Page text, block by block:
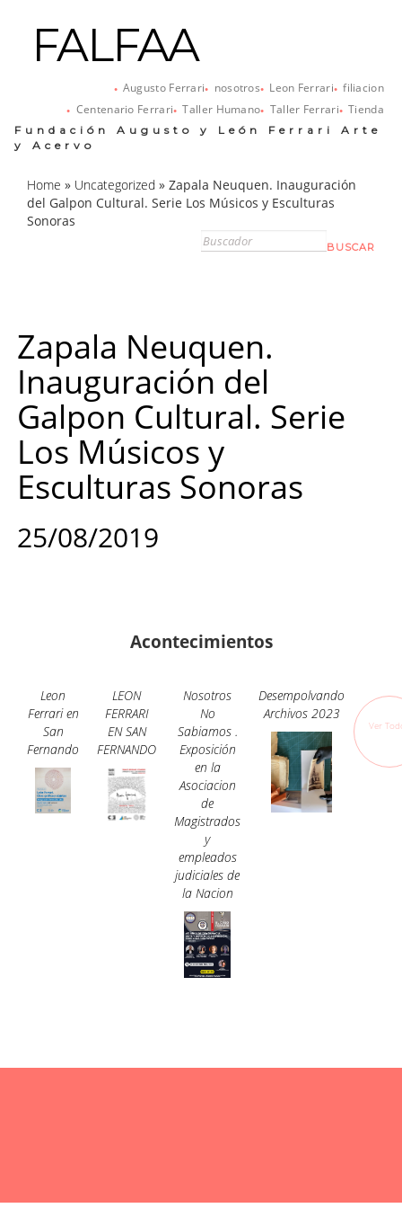
FALFAA
Augusto Ferrari nosotros Leon Ferrari
filiacion
Centenario Ferrari
Taller Humano Taller Ferrari Tienda
Fundación Augusto y León Ferrari Arte
y Acervo
Home » Uncategorized » Zapala Neuquen. Inauguración
del Galpon Cultural. Serie Los Músicos y Esculturas
Sonoras
Zapala Neuquen.
Inauguración del
Galpon Cultural. Serie
Los Músicos y
Esculturas Sonoras
25/08/2019
Acontecimientos
Leon
Ferrari en
San
Fernando
LEON
FERRARI
EN SAN
FERNANDO
Nosotros
No
Sabiamos .
Exposición
en la
Asociacion
de
Magistrados
y
empleados
judiciales de
la Nacion
Desempolvando
Archivos 2023
Ver